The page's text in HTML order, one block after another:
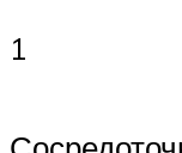
1